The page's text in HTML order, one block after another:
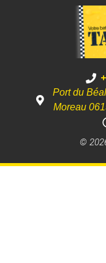
Port du
Moreau
©